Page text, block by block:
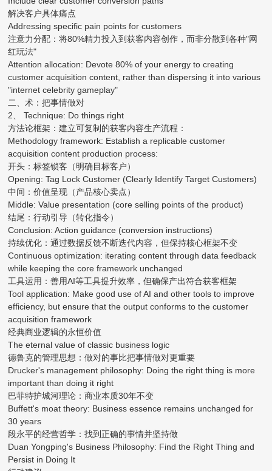
解决客户具体痛点
Addressing specific pain points for customers
注意力分配：将80%精力投入到获客内容创作，而非分散到各种"网
红玩法"
Attention allocation: Devote 80% of your energy to creating
customer acquisition content, rather than dispersing it into various
"internet celebrity gameplay"
二、术：把事情做对
2、 Technique: Do things right
方法论框架：建立可复制的获客内容生产流程：
Methodology framework: Establish a replicable customer
acquisition content production process:
开头：标签锁客（明确目标客户）
Opening: Tag Lock Customer (Clearly Identify Target Customers)
中间：价值呈现（产品核心卖点）
Middle: Value presentation (core selling points of the product)
结尾：行动引导（转化指令）
Conclusion: Action guidance (conversion instructions)
持续优化：通过数据反馈不断迭代内容，但保持核心框架不变
Continuous optimization: iterating content through data feedback
while keeping the core framework unchanged
工具运用：善用AI等工具提升效率，但确保产出符合获客框架
Tool application: Make good use of AI and other tools to improve
efficiency, but ensure that the output conforms to the customer
acquisition framework
经典商业逻辑的永恒价值
The eternal value of classic business logic
德鲁克的管理思想：做对的事比把事情做对更重要
Drucker's management philosophy: Doing the right thing is more
important than doing it right
巴菲特护城河理论：商业本质30年不变
Buffett's moat theory: Business essence remains unchanged for
30 years
段永平的经营哲学：找到正确的事情并坚持做
Duan Yongping's Business Philosophy: Find the Right Thing and
Persist in Doing It